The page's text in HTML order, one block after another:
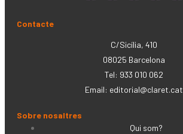
Contacte
C/Sicília, 410
08025 Barcelona
Tel: 933 010 062
Email: editorial@claret.cat
Sobre nosaltres
Qui som?